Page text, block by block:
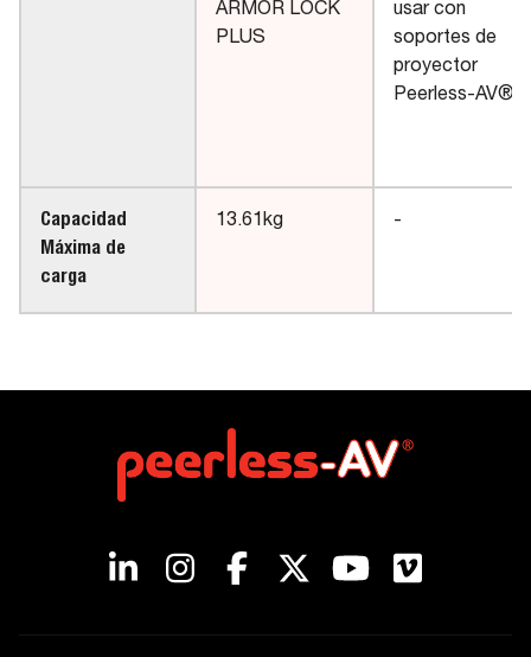
ARMOR LOCK
PLUS
usar con
soportes de
proyector
Peerless-AV®
Capacidad
Máxima de
carga
13.61kg -